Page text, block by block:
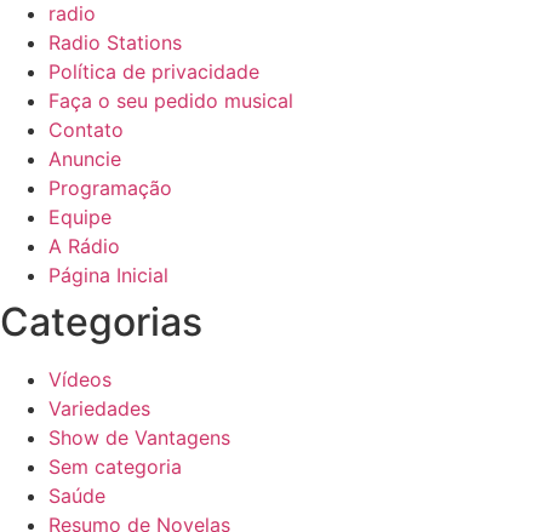
radio
Radio Stations
Política de privacidade
Faça o seu pedido musical
Contato
Anuncie
Programação
Equipe
A Rádio
Página Inicial
Categorias
Vídeos
Variedades
Show de Vantagens
Sem categoria
Saúde
Resumo de Novelas